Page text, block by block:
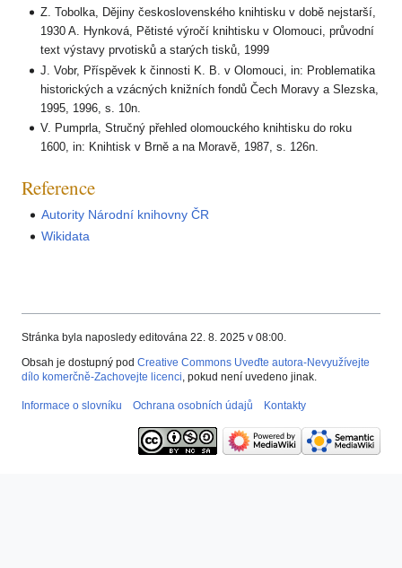
Z. Tobolka, Dějiny československého knihtisku v době nejstarší,
1930 A. Hynková, Pětisté výročí knihtisku v Olomouci, průvodní
text výstavy prvotisků a starých tisků, 1999
J. Vobr, Příspěvek k činnosti K. B. v Olomouci, in: Problematika
historických a vzácných knižních fondů Čech Moravy a Slezska,
1995, 1996, s. 10n.
V. Pumprla, Stručný přehled olomouckého knihtisku do roku
1600, in: Knihtisk v Brně a na Moravě, 1987, s. 126n.
Reference
Autority Národní knihovny ČR
Wikidata
Stránka byla naposledy editována 22. 8. 2025 v 08:00.
Obsah je dostupný pod Creative Commons Uveďte autora-Nevyužívejte
dílo komerčně-Zachovejte licenci, pokud není uvedeno jinak.
Informace o slovníku Ochrana osobních údajů Kontakty